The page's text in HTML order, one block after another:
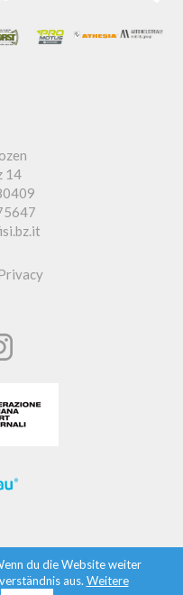
14
du die Website weiter
aus. Weitere